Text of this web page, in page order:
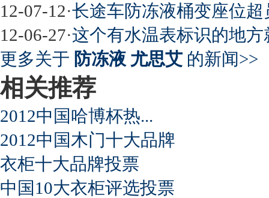
12-07-12·长途车防冻液桶变座位超
12-06-27·这个有水温表标识的地
更多关于 防冻液 尤思艾 的新闻>>
相关推荐
2012中国哈博杯热...
2012中国木门十大品牌
衣柜十大品牌投票
中国10大衣柜评选投票